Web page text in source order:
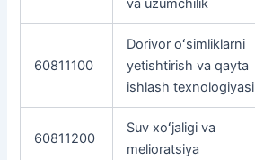
60811100
Dorivor oʻsimliklarni
yetishtirish va qayta
ishlash texnologiyasi
60811200
Suv xoʻjaligi va
melioratsiya